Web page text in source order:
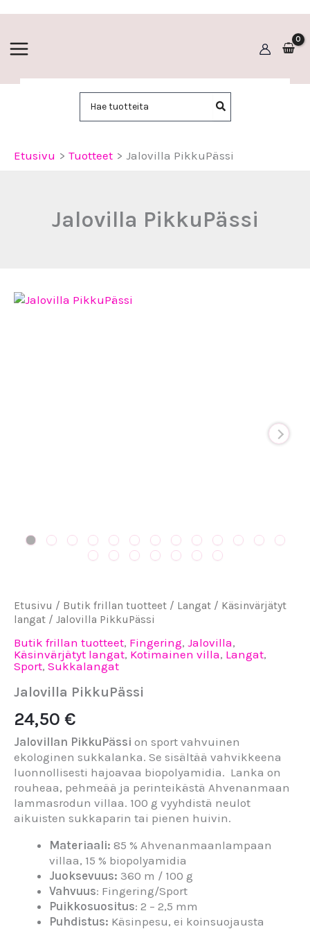
Etusivu Tuotteet Jalovilla PikkuPässi
Jalovilla PikkuPässi
Etusivu / Butik frillan tuotteet / Langat / Käsinvärjätyt
langat / Jalovilla PikkuPässi
Butik frillan tuotteet, Fingering, Jalovilla,
Käsinvärjätyt langat, Kotimainen villa, Langat,
Sport, Sukkalangat
Jalovilla PikkuPässi
24,50 €
Jalovillan PikkuPässi on sport vahvuinen
ekologinen sukkalanka. Se sisältää vahvikkeena
luonnollisesti hajoavaa biopolyamidia. Lanka on
rouheaa, pehmeää ja perinteikästä Ahvenanmaan
lammasrodun villaa. 100 g vyyhdistä neulot
aikuisten sukkaparin tai pienen huivin.
Materiaali: 85 % Ahvenanmaanlampaan
villaa, 15 % biopolyamidia
Juoksevuus: 360 m / 100 g
Vahvuus: Fingering/Sport
Puikkosuositus: 2 – 2,5 mm
Puhdistus: Käsinpesu, ei koinsuojausta
Jalovilla